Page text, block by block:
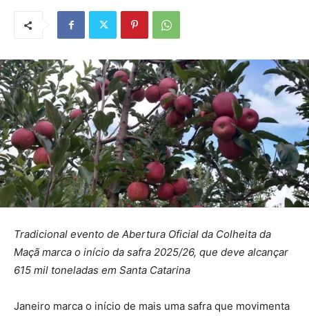
Tradicional evento de Abertura Oficial da Colheita da
Maçã marca o início da safra 2025/26, que deve alcançar
615 mil toneladas em Santa Catarina
Janeiro marca o início de mais uma safra que movimenta